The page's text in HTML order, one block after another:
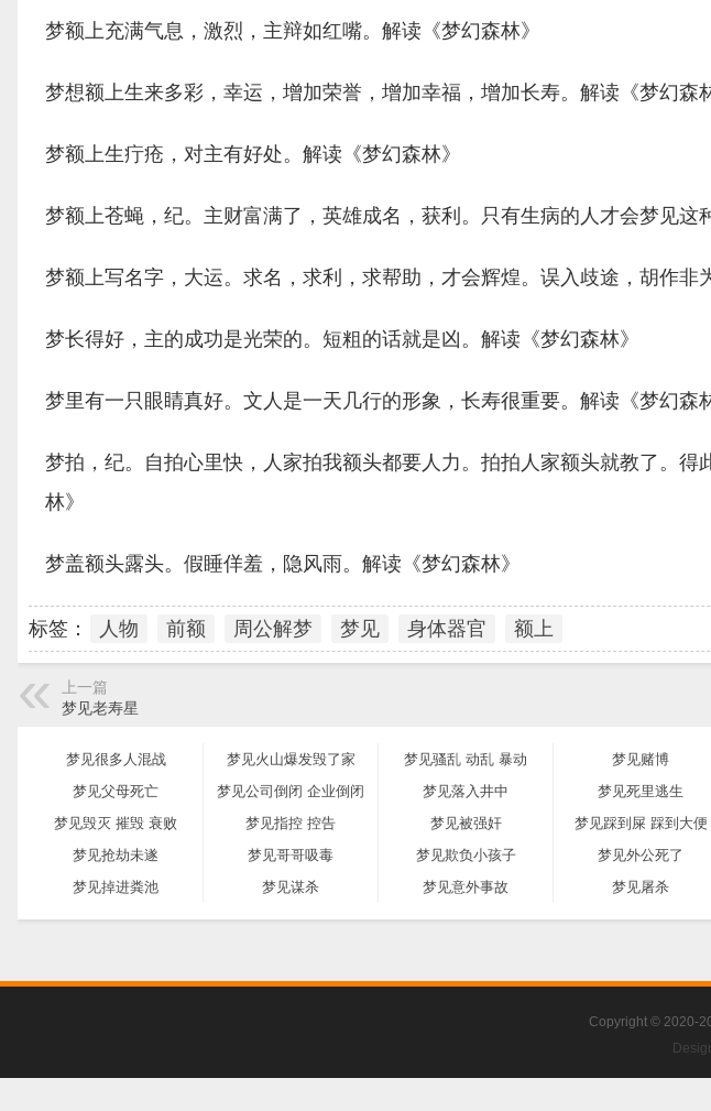
梦额上充满气息，激烈，主辩如红嘴。解读《梦幻森林》
梦想额上生来多彩，幸运，增加荣誉，增加幸福，增加长寿。解读《梦幻森
梦额上生疔疮，对主有好处。解读《梦幻森林》
梦额上苍蝇，纪。主财富满了，英雄成名，获利。只有生病的人才会梦见这
梦额上写名字，大运。求名，求利，求帮助，才会辉煌。误入歧途，胡作非
梦长得好，主的成功是光荣的。短粗的话就是凶。解读《梦幻森林》
梦里有一只眼睛真好。文人是一天几行的形象，长寿很重要。解读《梦幻森
梦拍，纪。自拍心里快，人家拍我额头都要人力。拍拍人家额头就教了。得
林》
梦盖额头露头。假睡佯羞，隐风雨。解读《梦幻森林》
标签： 人物 前额 周公解梦 梦见 身体器官 额上
上一篇
梦见老寿星
梦见很多人混战 梦见火山爆发毁了家 梦见骚乱 动乱 暴动 梦见赌博
梦见父母死亡
梦见公司倒闭 企业倒闭 梦见落入井中 梦见死里逃生
梦见毁灭 摧毁 衰败
梦见指控 控告 梦见被强奸 梦见踩到屎 踩到大便
梦见抢劫未遂
梦见哥哥吸毒 梦见欺负小孩子 梦见外公死了
梦见掉进粪池
梦见谋杀 梦见意外事故 梦见屠杀
Copyright © 2020-